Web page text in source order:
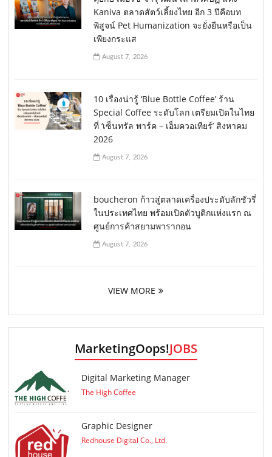
Kaniva ตลาดสัตว์เลี้ยงไทย อีก 3 ปีคือบท
พิสูจน์ Pet Humanization จะยั่งยืนหรือเป็น
เพียงกระแส
August 7, 2026
10 เรื่องน่ารู้ ‘Blue Bottle Coffee’ ร้าน
Special Coffee ระดับโลก เตรียมเปิดในไทย
ที่ ‘เซ็นทรัล พาร์ค – เอ็มควอเทียร์’ สิงหาคม
2026
August 7, 2026
boucheron ก้าวสู่ตลาดเครื่องประดับลักชัวรี่
ในประเทศไทย พร้อมเปิดตัวบูติกแห่งแรก ณ
ศูนย์การค้าสยามพารากอน
August 7, 2026
VIEW MORE
MarketingOops!JOBS
Digital Marketing Manager
The High Coffee
Graphic Designer
Redhouse Digital Co., Ltd.